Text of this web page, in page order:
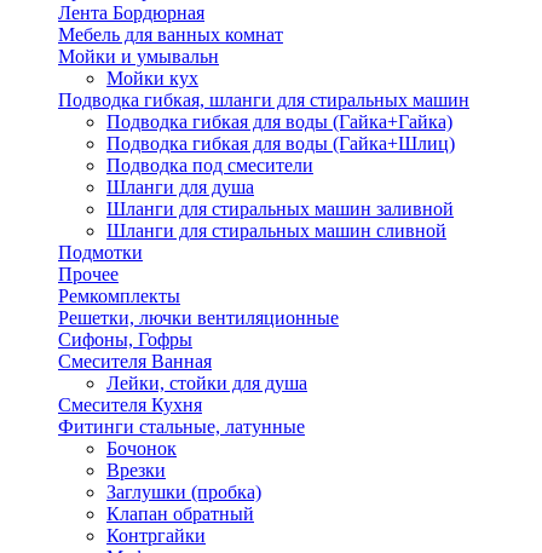
Лента Бордюрная
Мебель для ванных комнат
Мойки и умывальн
Мойки кух
Подводка гибкая, шланги для стиральных машин
Подводка гибкая для воды (Гайка+Гайка)
Подводка гибкая для воды (Гайка+Шлиц)
Подводка под смесители
Шланги для душа
Шланги для стиральных машин заливной
Шланги для стиральных машин сливной
Подмотки
Прочее
Ремкомплекты
Решетки, лючки вентиляционные
Сифоны, Гофры
Смесителя Ванная
Лейки, стойки для душа
Смесителя Кухня
Фитинги стальные, латунные
Бочонок
Врезки
Заглушки (пробка)
Клапан обратный
Контргайки